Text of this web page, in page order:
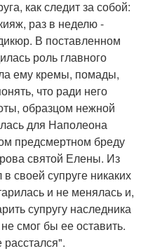
как следит за собой:
раз в неделю -
В поставленном
роль главного
ему кремы, помады,
что ради него
образцом нежной
для Наполеона
предсмертном бреду
святой Елены. Из
своей супруге никаких
и не менялась и,
супругу наследника
смог бы ее оставить.
расстался".